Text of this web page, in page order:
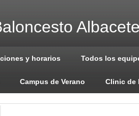
y horarios Todos los
Campus de Verano Clinic de